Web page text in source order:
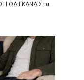
ΘΑ ΕΚΑΝΑ Στα